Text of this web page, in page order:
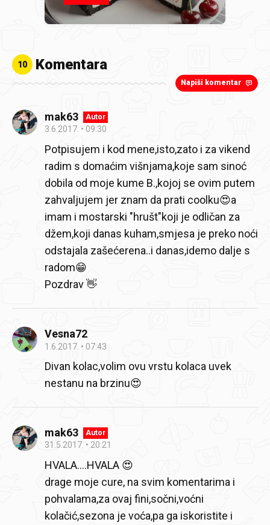
10 Komentara
Napiši komentar
mak63 Autor
3.6.2017. 09:30
Potpisujem i kod mene,isto,zato i za vikend
radim s domaćim višnjama,koje sam sinoć
dobila od moje kume B.,kojoj se ovim putem
zahvaljujem jer znam da prati coolku😍a
imam i mostarski "hrušt"koji je odličan za
džem,koji danas kuham,smjesa je preko noći
odstajala zašećerena..i danas,idemo dalje s
radom😁
Pozdrav 👋
Vesna72
1.6.2017. 07:43
Divan kolac,volim ovu vrstu kolaca uvek
nestanu na brzinu😍
mak63 Autor
31.5.2017. 20:21
HVALA....HVALA 😍
drage moje cure, na svim komentarima i
pohvalama,za ovaj fini,sočni,voćni
kolačić,sezona je voća,pa ga iskoristite i